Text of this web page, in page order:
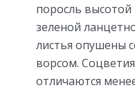
поросль
зеленой
листья опушены
ворсом.
отличаются